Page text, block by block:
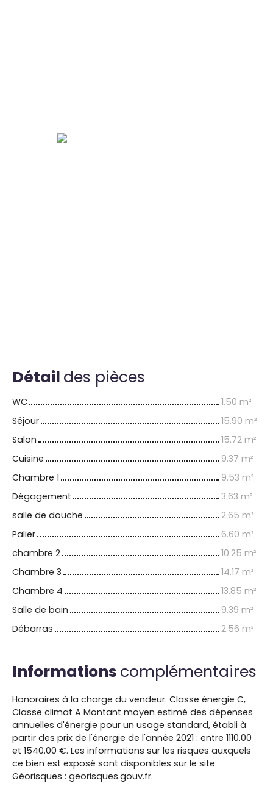
Détail des pièces
WC
1.50 m²
Séjour
15.90 m²
Salon
15.72 m²
Cuisine
9.37 m²
Chambre 1
9.53 m²
Dégagement
3.63 m²
salle de douche
2.65 m²
Palier
6.60 m²
chambre 2
10.25 m²
Chambre 3
14.17 m²
Chambre 4
13.85 m²
Salle de bain
9.39 m²
Débarras
2.56 m²
Informations complémentaires
Honoraires à la charge du vendeur. Classe énergie C,
Classe climat A Montant moyen estimé des dépenses
annuelles d'énergie pour un usage standard, établi à
partir des prix de l'énergie de l'année 2021 : entre 1110.00
et 1540.00 €. Les informations sur les risques auxquels
ce bien est exposé sont disponibles sur le site
Géorisques : georisques.gouv.fr.